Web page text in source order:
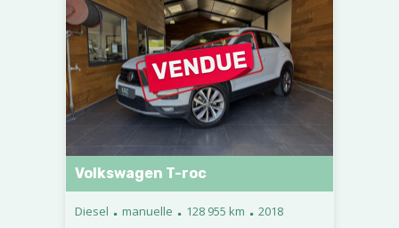
Volkswagen T-roc
Diesel . manuelle . 128 955 km . 2018